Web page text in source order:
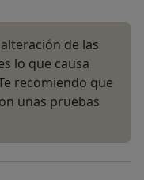
de las
lo que causa
recomiendo que
unas pruebas